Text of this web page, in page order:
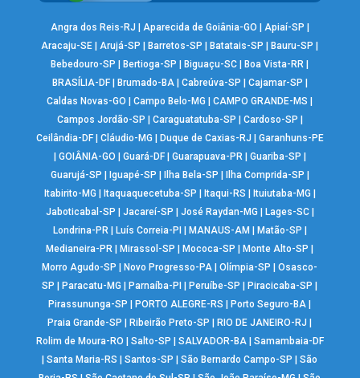
Angra dos Reis-RJ | Aparecida de Goiânia-GO | Apiaí-SP |
Aracaju-SE | Arujá-SP |Barretos-SP |Batatais-SP |Bauru-SP |
Bebedouro-SP |Bertioga-SP |Biguaçu-SC |Boa Vista-RR |
BRASÍLIA-DF| Brumado-BA| Cabreúva-SP | Cajamar-SP |
Caldas Novas-GO |Campo Belo-MG |CAMPO GRANDE-MS |
Campos Jordão-SP | Caraguatatuba-SP | Cardoso-SP |
Ceilândia-DF| Cláudio-MG | Duque de Caxias-RJ | Garanhuns-PE
| GOIÂNIA-GO | Guará-DF| Guarapuava-PR | Guariba-SP |
Guarujá-SP | Iguapé-SP | Ilha Bela-SP | Ilha Comprida-SP |
Itabirito-MG | Itaquaquecetuba-SP | Itaqui-RS | Ituiutaba-MG |
Jaboticabal-SP | Jacareí-SP | José Raydan-MG | Lages-SC|
Londrina-PR | Luís Correia-PI | MANAUS-AM | Matão-SP |
Medianeira-PR |Mirassol-SP |Mococa-SP |Monte Alto-SP |
Morro Agudo-SP |Novo Progresso-PA |Olímpia-SP |Osasco-
SP |Paracatu-MG |Parnaíba-PI |Peruíbe-SP |Piracicaba-SP |
Pirassununga-SP |PORTO ALEGRE-RS |Porto Seguro-BA |
Praia Grande-SP |Ribeirão Preto-SP |RIO DE JANEIRO-RJ |
Rolim de Moura-RO | Salto-SP | SALVADOR-BA| Samambaia-DF
|Santa Maria-RS |Santos-SP |São Bernardo Campo-SP |São